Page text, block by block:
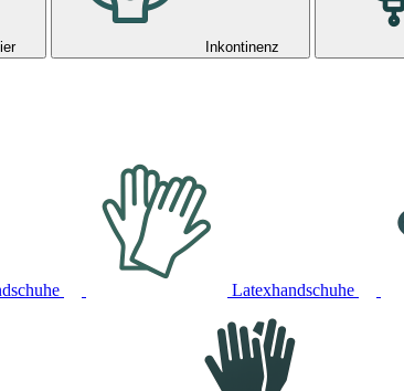
Inkontinenz
Latexhandschuhe